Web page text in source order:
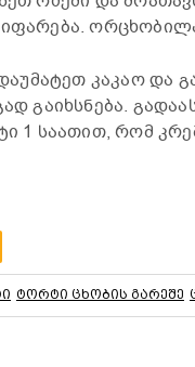
კაკაო და
გაიხსნება.
1 საათით, რომ
ტორტი ცხობის გარეშე